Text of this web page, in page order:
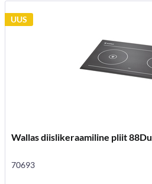
UUS
Wallas diislikeraamiline pliit 88Du
70693